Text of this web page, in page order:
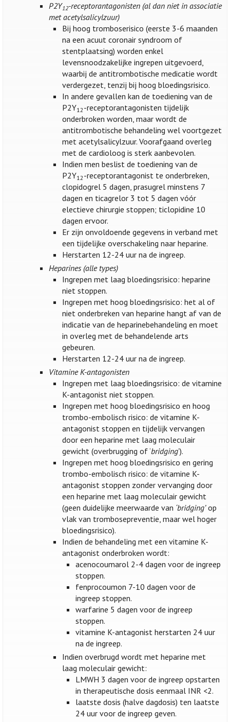
P2Y12-receptorantagonisten (al dan niet in associatie
met acetylsalicylzuur)
Bij hoog tromboserisico (eerste 3-6 maanden
na een acuut coronair syndroom of
stentplaatsing) worden enkel
levensnoodzakelijke ingrepen uitgevoerd,
waarbij de antitrombotische medicatie wordt
verdergezet, tenzij bij hoog bloedingsrisico.
In andere gevallen kan de toediening van de
P2Y12-receptorantagonisten tijdelijk
onderbroken worden, maar wordt de
antitrombotische behandeling wel voortgezet
met acetylsalicylzuur. Voorafgaand overleg
met de cardioloog is sterk aanbevolen.
Indien men beslist de toediening van de
P2Y12-receptorantagonist te onderbreken,
clopidogrel 5 dagen, prasugrel minstens 7
dagen en ticagrelor 3 tot 5 dagen vóór
electieve chirurgie stoppen; ticlopidine 10
dagen ervoor.
Er zijn onvoldoende gegevens in verband met
een tijdelijke overschakeling naar heparine.
Herstarten 12-24 uur na de ingreep.
Heparines (alle types)
Ingrepen met laag bloedingsrisico: heparine
niet stoppen.
Ingrepen met hoog bloedingsrisico: het al of
niet onderbreken van heparine hangt af van de
indicatie van de heparinebehandeling en moet
in overleg met de behandelende arts
gebeuren.
Herstarten 12-24 uur na de ingreep.
Vitamine K-antagonisten
Ingrepen met laag bloedingsrisico: de vitamine
K-antagonist niet stoppen.
Ingrepen met hoog bloedingsrisico en hoog
trombo-embolisch risico: de vitamine K-
antagonist stoppen en tijdelijk vervangen
door een heparine met laag moleculair
gewicht (overbrugging of ‘bridging’).
Ingrepen met hoog bloedingsrisico en gering
trombo-embolisch risico: de vitamine K-
antagonist stoppen zonder vervanging door
een heparine met laag moleculair gewicht
(geen duidelijke meerwaarde van ‘bridging’op
vlak van trombosepreventie, maar wel hoger
bloedingsrisico).
Indien de behandeling met een vitamine K-
antagonist onderbroken wordt:
acenocoumarol 2-4 dagen voor de ingreep
stoppen.
fenprocoumon 7-10 dagen voor de
ingreep stoppen.
warfarine 5 dagen voor de ingreep
stoppen.
vitamine K-antagonist herstarten 24 uur
na de ingreep.
Indien overbrugd wordt met heparine met
laag moleculair gewicht:
LMWH 3 dagen voor de ingreep opstarten
in therapeutische dosis eenmaal INR <2.
laatste dosis (halve dagdosis) ten laatste
24 uur voor de ingreep geven.